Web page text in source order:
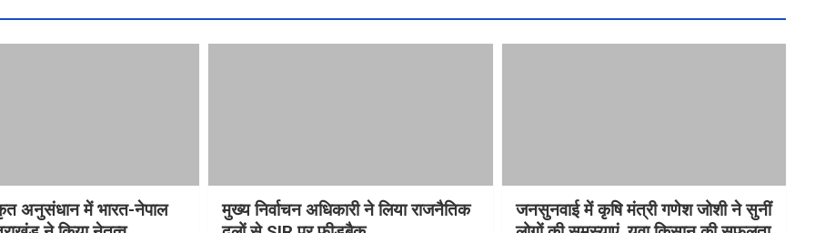
अनुसंधान में भारत-नेपाल
मुख्य निर्वाचन अधिकारी ने लिया राजनैतिक
जनसुनवाई में कृषि मंत्री गणेश जोशी ने सुनीं